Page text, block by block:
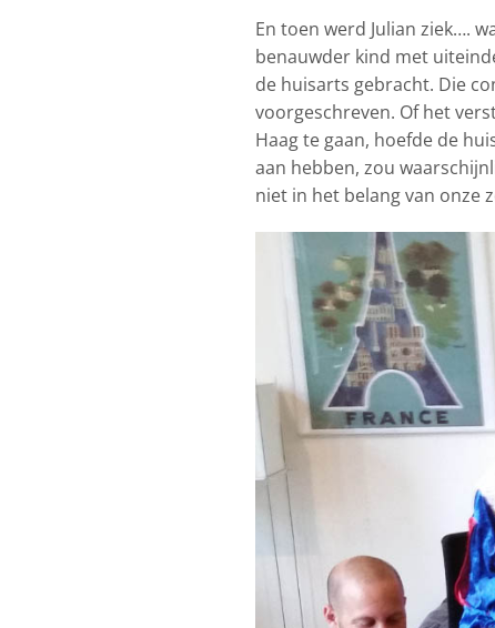
En toen werd Julian ziek….
benauwder kind met
de huisarts gebracht. Die
voorgeschreven. Of het
Haag te gaan, hoefde de
aan hebben, zou
niet in het belang van onze